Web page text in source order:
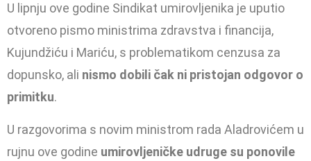
U lipnju ove godine Sindikat umirovljenika je uputio
otvoreno pismo ministrima zdravstva i financija,
Kujundžiću i Mariću, s problematikom cenzusa za
dopunsko, ali nismo dobili čak ni pristojan odgovor o
primitku.
U razgovorima s novim ministrom rada Aladrovićem u
rujnu ove godine umirovljeničke udruge su ponovile